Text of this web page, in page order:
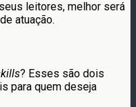
leitores, melhor será
atuação.
? Esses são dois
para quem deseja